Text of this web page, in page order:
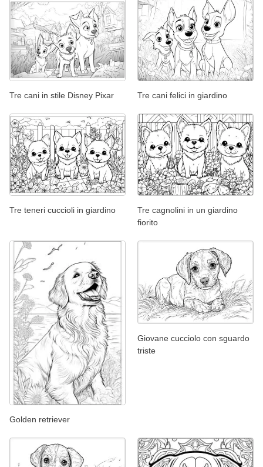
Tre cani in stile Disney Pixar Tre cani felici in giardino
Tre teneri cuccioli in giardino
Tre cagnolini in un giardino
fiorito
Golden retriever
Giovane cucciolo con sguardo
triste